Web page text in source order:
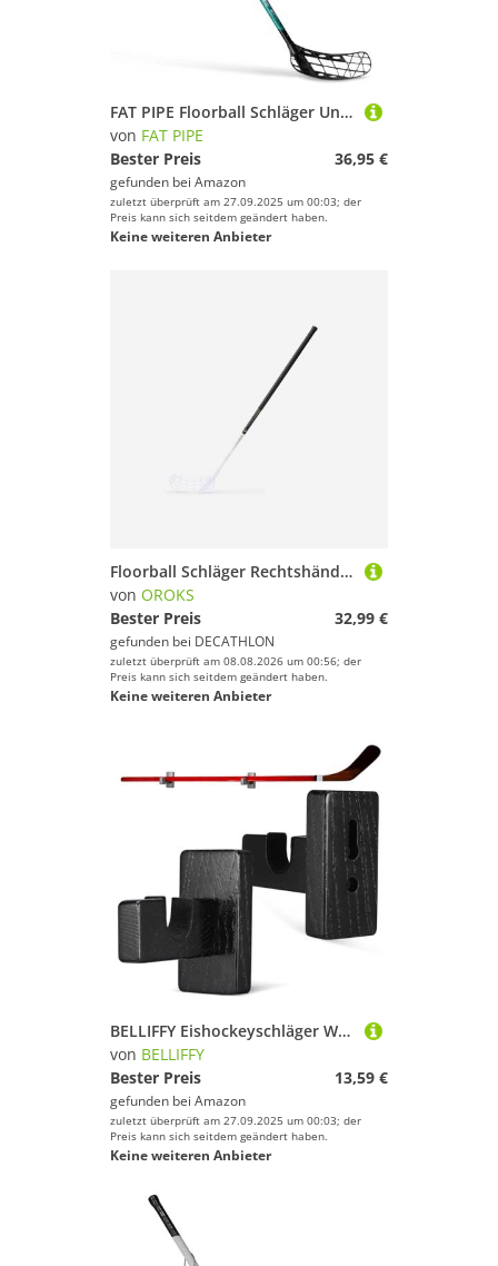
FAT PIPE Floorball Schläger Unihockey Stock Zack 33 Bone Coral Green - IFF Zertifiziert, mit Bone Schaufel/Kelle (Linke Hand Oben am Schläger, sogenannter Rechtsausleger, 77)
von FAT PIPE
Bester Preis
36,95 €
gefunden bei Amazon
zuletzt überprüft am 27.09.2025 um 00:03; der
Preis kann sich seitdem geändert haben.
Keine weiteren Anbieter
Floorball Schläger Rechtshänder - FB140 schwarz/weiß
von OROKS
Bester Preis
32,99 €
gefunden bei DECATHLON
zuletzt überprüft am 08.08.2026 um 00:56; der
Preis kann sich seitdem geändert haben.
Keine weiteren Anbieter
BELLIFFY Eishockeyschläger Wandhalterung Hockey Stick Halterung Holz Wandhalter Hockeyschläger Display Horizontaler Schläger Organizer Platzsparende Lagerung Für Hockey Ausrüstung
von BELLIFFY
Bester Preis
13,59 €
gefunden bei Amazon
zuletzt überprüft am 27.09.2025 um 00:03; der
Preis kann sich seitdem geändert haben.
Keine weiteren Anbieter